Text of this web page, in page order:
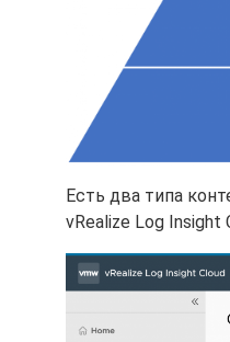
Есть два типа
vRealize Log Insight